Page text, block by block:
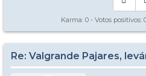
Karma: 0 - Votos positivos:
Re: Valgrande Pajares,